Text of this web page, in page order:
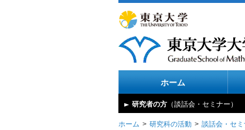
ホーム
研究者の方 （談話会・セミナー）
ホーム 研究科の活動 談話会・セミ